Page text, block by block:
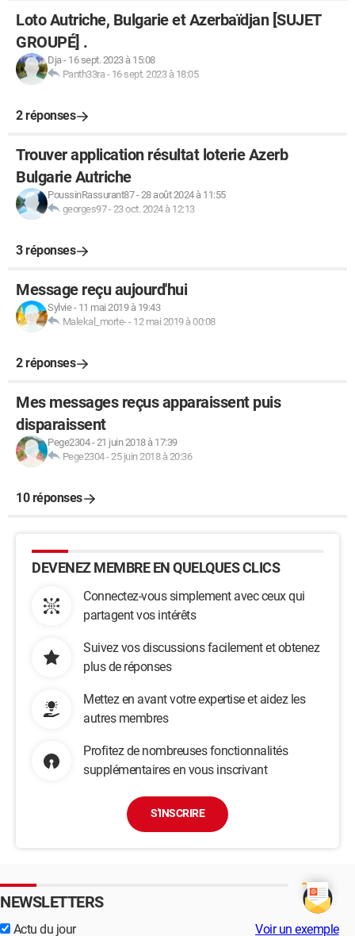
Loto Autriche, Bulgarie et Azerbaïdjan [SUJET
GROUPÉ] .
Dja- 16 sept. 2023 à 15:08
Panth33ra - 16 sept. 2023 à 18:05
2 réponses
Trouver application résultat loterie Azerb
Bulgarie Autriche
PoussinRassurant87-28 août 2024 à 11:55
georges97-23 oct. 2024 à 12:13
3 réponses
Message reçu aujourd'hui
Sylvie- 11 mai 2019 à 19:43
Malekal_morte-- 12 mai 2019 à 00:08
2 réponses
Mes messages reçus apparaissent puis
disparaissent
Pege2304-21 juin 2018 à 17:39
Pege2304-25 juin 2018 à 20:36
10 réponses
DEVENEZ MEMBRE EN QUELQUES CLICS
Connectez-vous simplement avec ceux qui
partagent vos intérêts
Suivez vos discussions facilement et obtenez
plus de réponses
Mettez en avant votre expertise et aidez les
autres membres
Profitez de nombreuses fonctionnalités
supplémentaires en vous inscrivant
S'INSCRIRE
NEWSLETTERS
Actu du jour Voir un exemple